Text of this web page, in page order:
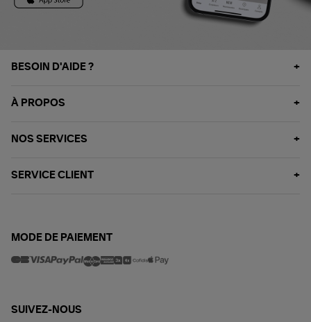
BESOIN D'AIDE ?
À PROPOS
NOS SERVICES
SERVICE CLIENT
MODE DE PAIEMENT
SUIVEZ-NOUS